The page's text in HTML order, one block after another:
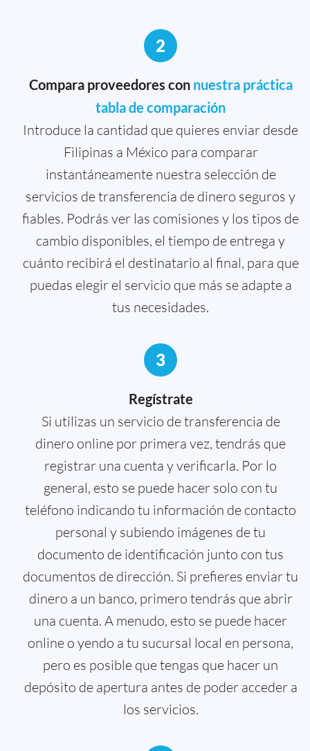
2
Compara proveedores con nuestra práctica
tabla de comparación
Introduce la cantidad que quieres enviar desde
Filipinas a México para comparar
instantáneamente nuestra selección de
servicios de transferencia de dinero seguros y
fiables. Podrás ver las comisiones y los tipos de
cambio disponibles, el tiempo de entrega y
cuánto recibirá el destinatario al final, para que
puedas elegir el servicio que más se adapte a
tus necesidades.
3
Regístrate
Si utilizas un servicio de transferencia de
dinero online por primera vez, tendrás que
registrar una cuenta y verificarla. Por lo
general, esto se puede hacer solo con tu
teléfono indicando tu información de contacto
personal y subiendo imágenes de tu
documento de identificación junto con tus
documentos de dirección. Si prefieres enviar tu
dinero a un banco, primero tendrás que abrir
una cuenta. A menudo, esto se puede hacer
online o yendo a tu sucursal local en persona,
pero es posible que tengas que hacer un
depósito de apertura antes de poder acceder a
los servicios.